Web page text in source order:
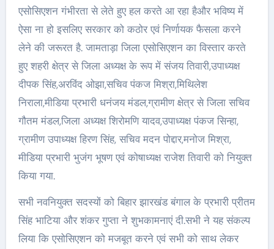
एसोसिएशन गंभीरता से लेते हुए हल करते आ रहा हैऔर भविष्य में
ऐसा ना हो इसलिए सरकार को कठोर एवं निर्णायक फैसला करने
लेने की जरूरत है. जामताड़ा जिला एसोसिएशन का विस्तार करते
हुए शहरी क्षेत्र से जिला अध्यक्ष के रूप में संजय तिवारी,उपाध्यक्ष
दीपक सिंह,अरविंद ओझा,सचिव पंकज मिश्रा,मिथिलेश
निराला,मीडिया प्रभारी धनंजय मंडल,ग्रामीण क्षेत्र से जिला सचिव
गौतम मंडल,जिला अध्यक्ष शिरोमणि यादव,उपाध्यक्ष पंकज सिन्हा,
ग्रामीण उपाध्यक्ष हिरण सिंह, सचिव मदन पोद्दार,मनोज मिश्रा,
मीडिया प्रभारी भुजंग भूषण एवं कोषाध्यक्ष राजेश तिवारी को नियुक्त
किया गया.
सभी नवनियुक्त सदस्यों को बिहार झारखंड बंगाल के प्रभारी प्रीतम
सिंह भाटिया और शंकर गुप्ता ने शुभकामनाएं दी.सभी ने यह संकल्प
लिया कि एसोसिएशन को मजबूत करने एवं सभी को साथ लेकर